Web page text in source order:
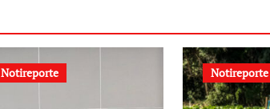
Notireporte Notireporte